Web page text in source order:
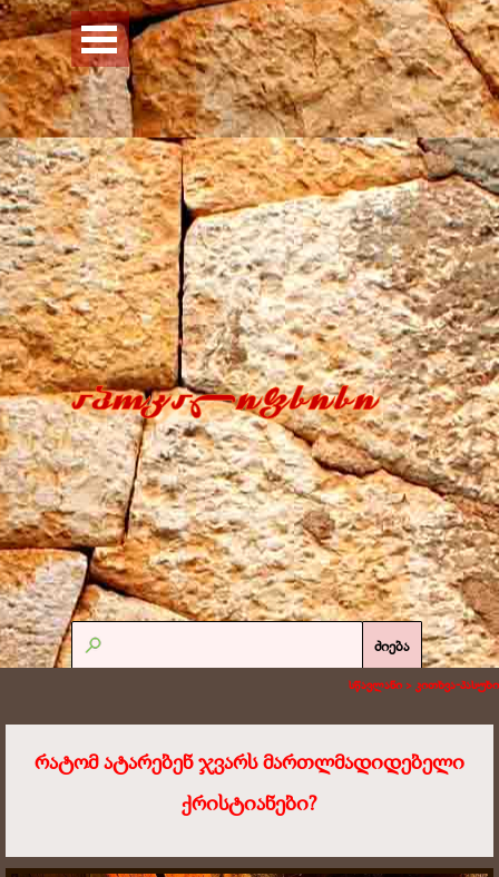
Перейти к контенту
Пропустить меню
ძიება
სწავლანი > კითხვა-პასუხი
რატომ ატარებენ ჯვარს მართლმადიდებელი
ქრისტიანები?